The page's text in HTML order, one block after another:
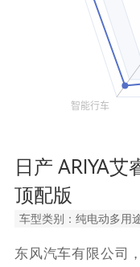
日产 ARIYA
顶配版
车型类别：纯电动多用
东风汽车有限公司